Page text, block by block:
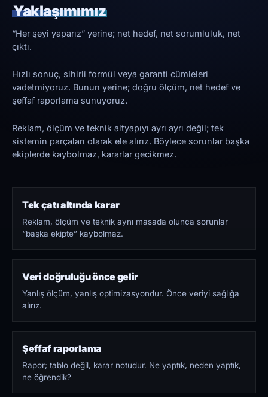
Yaklaşımımız
“Her şeyi yaparız” yerine; net hedef, net sorumluluk, net
çıktı.
Hızlı sonuç, sihirli formül veya garanti cümleleri
vadetmiyoruz. Bunun yerine; doğru ölçüm, net hedef ve
şeffaf raporlama sunuyoruz.
Reklam, ölçüm ve teknik altyapıyı ayrı ayrı değil; tek
sistemin parçaları olarak ele alırız. Böylece sorunlar başka
ekiplerde kaybolmaz, kararlar gecikmez.
Tek çatı altında karar
Reklam, ölçüm ve teknik aynı masada olunca sorunlar
“başka ekipte” kaybolmaz.
Veri doğruluğu önce gelir
Yanlış ölçüm, yanlış optimizasyondur. Önce veriyi sağlığa
alırız.
Şeffaf raporlama
Rapor; tablo değil, karar notudur. Ne yaptık, neden yaptık,
ne öğrendik?